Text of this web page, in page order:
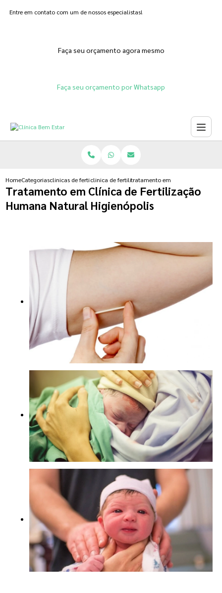
Entre em contato com um de nossos especialistas!
Faça seu orçamento agora mesmo
Faça seu orçamento por Whatsapp
HomeCategoriasclinicas de fertilizacoesclinica de fertilizacao in vitro humana
tratamento em clinica de
Tratamento em Clínica de Fertilização
Humana Natural Higienópolis